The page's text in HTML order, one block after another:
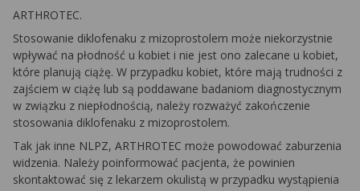
ARTHROTEC.
Stosowanie diklofenaku z mizoprostolem może niekorzystnie
wpływać na płodność u kobiet i nie jest ono zalecane u kobiet,
które planują ciążę. W przypadku kobiet, które mają trudności z
zajściem w ciążę lub są poddawane badaniom diagnostycznym
w związku z niepłodnością, należy rozważyć zakończenie
stosowania diklofenaku z mizoprostolem.
Tak jak inne NLPZ, ARTHROTEC może powodować zaburzenia
widzenia. Należy poinformować pacjenta, że powinien
skontaktować się z lekarzem okulistą w przypadku wystąpienia